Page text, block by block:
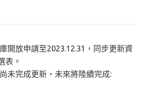
開放申請至2023.12.31，同步更新資
表。
未完成更新，未來將陸續完成: